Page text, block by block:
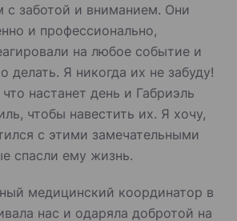
с заботой и вниманием. Они
и профессионально,
на любое событие и
делать. Я никогда их не забуду!
настанет день и Габриэль
чтобы навестить их. Я хочу,
с этими замечательными
спасли ему жизнь.
медицинский координатор в
нас и одаряла добротой на